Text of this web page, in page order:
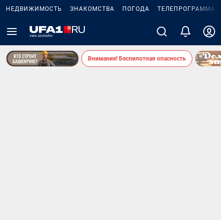
НЕДВИЖИМОСТЬ ЗНАКОМСТВА ПОГОДА ТЕЛЕПРОГРАММА
Внимание! Беспилотная опасность